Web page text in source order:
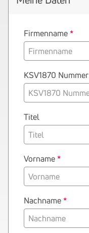
Firmenname
KSV1870 Nummer
Titel
Vorname
Nachname